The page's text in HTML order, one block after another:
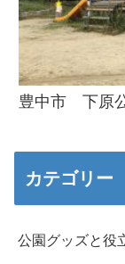
豊中市 下原
カテゴリー
公園グッズと役